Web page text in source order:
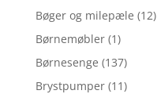
Bøger og milepæle (12)
Børnemøbler (1)
Børnesenge (137)
Brystpumper (11)